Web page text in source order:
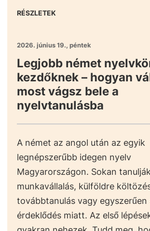
RÉSZLETEK
Legjobb német
kezdőknek – hogyan
most vágsz bele a
nyelvtanulásba
2026. június 19., péntek
A német az angol után az egyik
legnépszerűbb idegen nyelv
Magyarországon. Sokan tanulják
munkavállalás, külföldre
továbbtanulás vagy egyszerűen
érdeklődés miatt. Az első